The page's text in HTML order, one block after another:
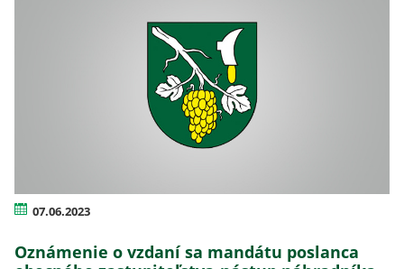
07.06.2023
Oznámenie o vzdaní sa mandátu poslanca